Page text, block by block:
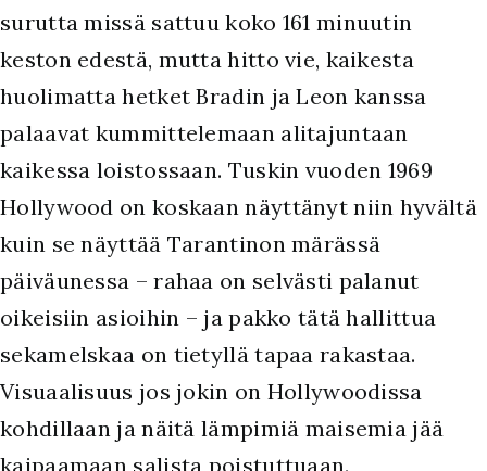
surutta missä sattuu koko 161 minuutin
keston edestä, mutta hitto vie, kaikesta
huolimatta hetket Bradin ja Leon kanssa
palaavat kummittelemaan alitajuntaan
kaikessa loistossaan. Tuskin vuoden 1969
Hollywood on koskaan näyttänyt niin hyvältä
kuin se näyttää Tarantinon märässä
päiväunessa – rahaa on selvästi palanut
oikeisiin asioihin – ja pakko tätä hallittua
sekamelskaa on tietyllä tapaa rakastaa.
Visuaalisuus jos jokin on Hollywoodissa
kohdillaan ja näitä lämpimiä maisemia jää
kaipaamaan salista poistuttuaan.